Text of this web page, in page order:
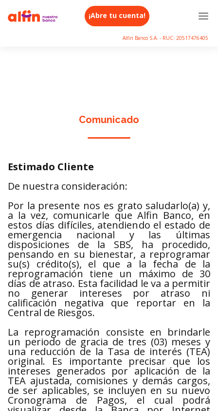
¡Abre tu cuenta!
Alfin Banco S.A. - RUC: 20517476405
Comunicado
Estimado Cliente
De nuestra consideración:
Por la presente nos es grato saludarlo(a) y,
a la vez, comunicarle que Alfin Banco, en
estos días difíciles, atendiendo el estado de
emergencia nacional y las últimas
disposiciones de la SBS, ha procedido,
pensando en su bienestar, a reprogramar
su(s) crédito(s), el que a la fecha de la
reprogramación tiene un máximo de 30
días de atraso. Esta facilidad le va a permitir
no generar intereses por atraso ni
calificación negativa que reportar en la
Central de Riesgos.
La reprogramación consiste en brindarle
un periodo de gracia de tres (03) meses y
una reducción de la Tasa de interés (TEA)
original. Es importante precisar que los
intereses generados por aplicación de la
TEA ajustada, comisiones y demás cargos,
de ser aplicables, se incluyen en su nuevo
Cronograma de Pagos, el cual podrá